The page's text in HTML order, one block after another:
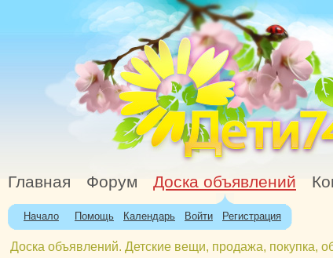
Главная Форум Доска объявлений
Начало Помощь Календарь Войти Регистрация
Доска объявлений. Детские вещи, продажа, покупка,